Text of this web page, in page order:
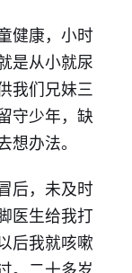
健康，小时
是从小就尿
我们兄妹三
守少年，缺
想办法。
后，未及时
医生给我打
后我就咳嗽